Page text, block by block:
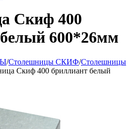
Скиф 400
600*26мм
/Столешницы СКИФ/Столешницы
Скиф 400 бриллиант белый